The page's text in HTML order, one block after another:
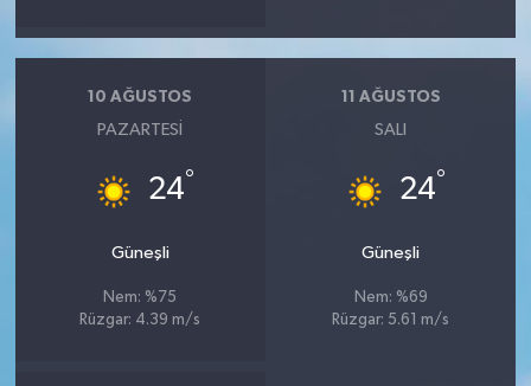
10 AĞUSTOS
PAZARTESI
24°
Güneşli
Nem: %75
Rüzgar: 4.39 m/s
11 AĞUSTOS
SALI
24°
Güneşli
Nem: %69
Rüzgar: 5.61 m/s